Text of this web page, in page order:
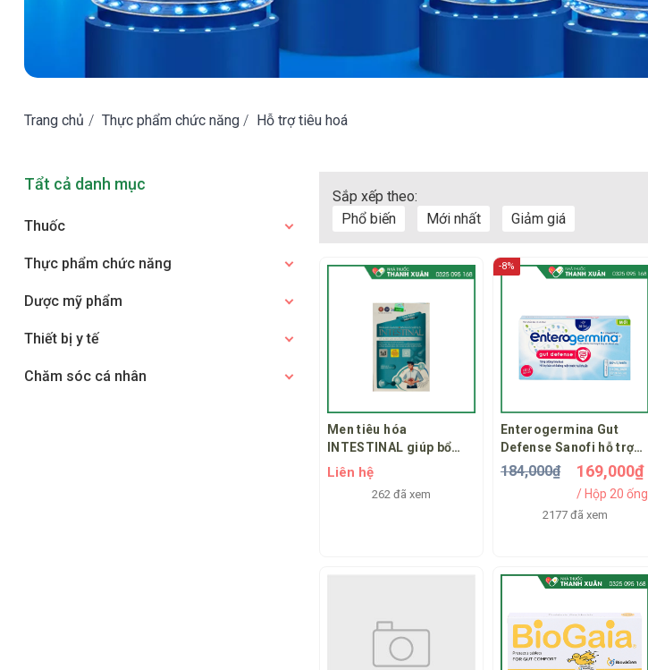
Trang chủ / Thực phẩm chức năng / Hỗ trợ tiêu hoá
Tẩt cả danh mục
Thuốc
Thực phẩm chức năng
Dược mỹ phẩm
Thiết bị y tế
Chăm sóc cá nhân
Sắp xếp theo:
Phổ biến
Mới nhất Giảm giá
Men tiêu hóa
INTESTINAL giúp bổ
sung lợi khuẩn đường
ruột, giảm rối loạn tiêu
hóa do loạn khuẩn
Liên hệ
262 đã xem
Enterogermina Gut
Defense Sanofi hỗ trợ
bảo vệ đường ruột
184,000₫ 169,000₫
/ Hộp 20 ống
2177 đã xem
-8%